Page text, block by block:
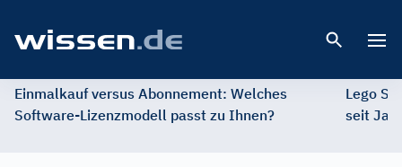
Einmalkauf versus Abonnement: Welches
Software-Lizenzmodell passt zu Ihnen?
Lego
seit